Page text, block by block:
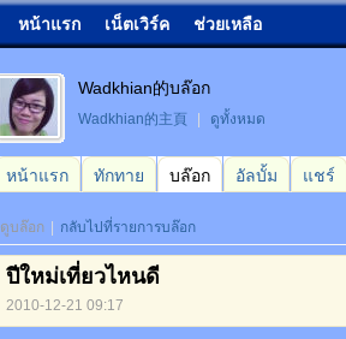
หน้าแรก เน็ตเวิร์ค ช่วยเหลือ
Wadkhian的บล๊อก
Wadkhian的主頁 ดูทั้งหมด
หน้าแรก ทักทาย บล๊อก อัลบั้ม แชร์
ดูบล๊อก กลับไปที่รายการบล๊อก
ปีใหม่เที่ยวไหนดี
2010-12-21 09:17